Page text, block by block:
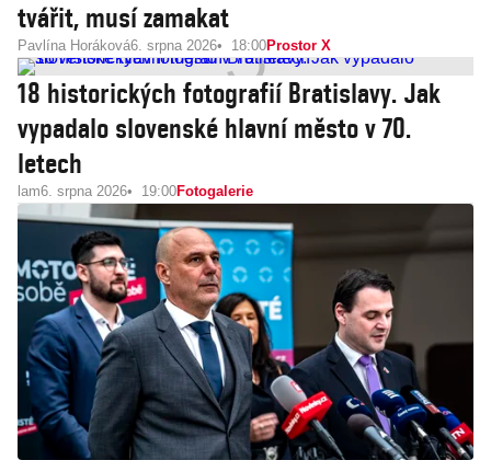
tvářit, musí zamakat
Pavlína Horáková6. srpna 2026 18:00Prostor X
18 historických fotografií Bratislavy. Jak
vypadalo slovenské hlavní město v 70.
letech
lam6. srpna 2026 19:00Fotogalerie